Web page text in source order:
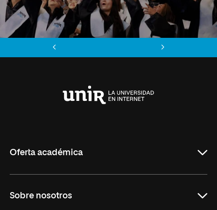
Oferta académica
Formación Continua
Sobre nosotros